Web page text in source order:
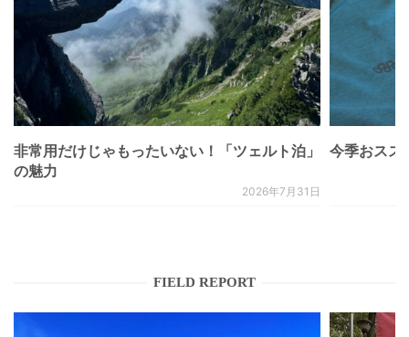
非常用だけじゃもったいない！「ツェルト泊」
の魅力
2026年7月31日
今季おスス
FIELD REPORT